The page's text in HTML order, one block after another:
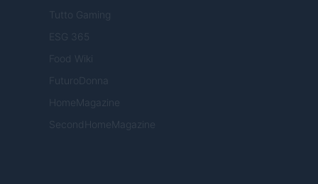
Tutto Gaming
ESG 365
Food Wiki
FuturoDonna
HomeMagazine
SecondHomeMagazine